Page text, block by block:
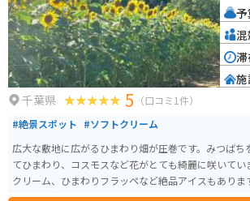
千葉県 5 （口コミ1件）
#絶景スポット #ソフトクリーム
広大な敷地に広がるひまわり畑が圧巻です。みつばち
てひまわり、コスモスなど花がとても綺麗に咲いてい
クリーム、ひまわりフラッペなど絶品アイスもありま
タッフの方々も明るくてオススメです。
予
混
滞
施